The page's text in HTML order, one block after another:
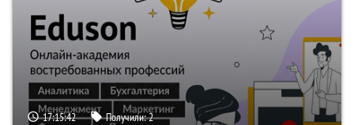
17:15:40 Получили:2